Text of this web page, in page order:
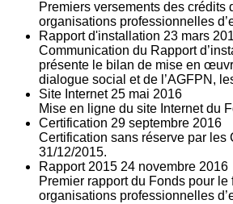
Premiers versements des
organisations professionnelles
Rapport d'installation 23 mars
Communication du Rapport
présente le bilan de mise en
dialogue social et de l’AGFPN,
Site Internet 25 mai 2016
Mise en ligne du site Internet du
Certification 29 septembre 2016
Certification sans réserve par les
31/12/2015.
Rapport 2015 24 novembre 2016
Premier rapport du Fonds pour
organisations professionnelles